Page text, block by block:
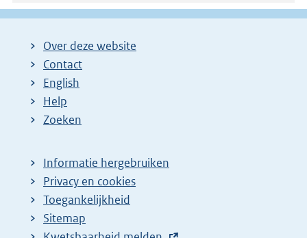
Over deze website
Contact
English
Help
Zoeken
Informatie hergebruiken
Privacy en cookies
Toegankelijkheid
Sitemap